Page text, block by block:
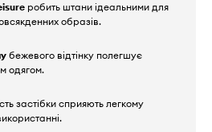
робить штани ідеальними для
образів.
бежевого відтінку полегшує
одягом.
застібки сприяють легкому